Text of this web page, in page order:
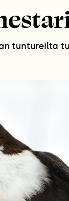
tuntureilta